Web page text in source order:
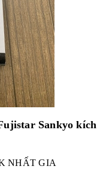
Sankyo kích
NHẤT GIA